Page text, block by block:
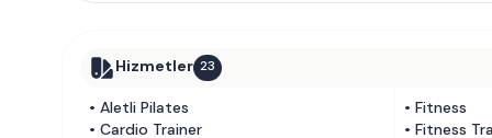
Hizmetler 23
• Aletli Pilates
• Cardio Trainer
• Fitness
• Fitness